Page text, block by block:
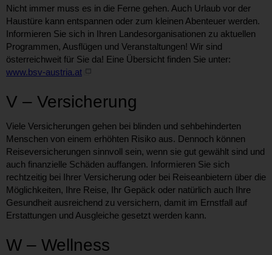
Nicht immer muss es in die Ferne gehen. Auch Urlaub vor der
Haustüre kann entspannen oder zum kleinen Abenteuer werden.
Informieren Sie sich in Ihren Landesorganisationen zu aktuellen
Programmen, Ausflügen und Veranstaltungen! Wir sind
österreichweit für Sie da! Eine Übersicht finden Sie unter:
www.bsv-austria.at
V – Versicherung
Viele Versicherungen gehen bei blinden und sehbehinderten
Menschen von einem erhöhten Risiko aus. Dennoch können
Reiseversicherungen sinnvoll sein, wenn sie gut gewählt sind und
auch finanzielle Schäden auffangen. Informieren Sie sich
rechtzeitig bei Ihrer Versicherung oder bei Reiseanbietern über die
Möglichkeiten, Ihre Reise, Ihr Gepäck oder natürlich auch Ihre
Gesundheit ausreichend zu versichern, damit im Ernstfall auf
Erstattungen und Ausgleiche gesetzt werden kann.
W – Wellness